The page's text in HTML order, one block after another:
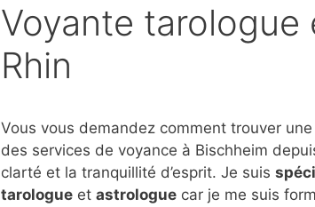
Voyante tarologue
Rhin
Vous vous demandez comment trouver
des services de voyance à Bischheim
clarté et la tranquillité d’esprit. Je suis
tarologue et astrologue car je me suis